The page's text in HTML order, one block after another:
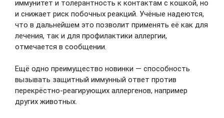
Вниманию владельцев мелкого
рогатого скота
Служба ветеринарии Ивановской области
постановлением Правительства РФ от 05.04.2023
№ 550 до 01.12.2025 поголовье мелкого рогатого
скота в хозяйствах всем форм собственности,
включая личные подсобные хозяйства граждан,
должно быть подвергнуто маркированию и учёту.
иммунитет и толерантность к контактам с кошкой, но
и снижает риск побочных реакций. Учёные надеются,
что в дальнейшем это позволит применять её как для
лечения, так и для профилактики аллергии,
отмечается в сообщении.
Ещё одно преимущество новинки — способность
вызывать защитный иммунный ответ против
перекрёстно-реагирующих аллергенов, например
других животных.